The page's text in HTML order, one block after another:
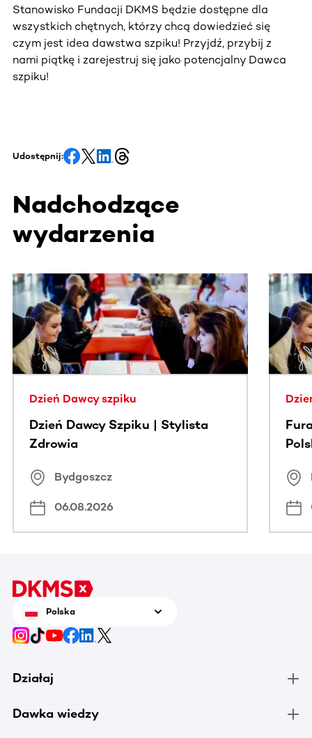
Stanowisko Fundacji DKMS będzie dostępne dla
wszystkich chętnych, którzy chcą dowiedzieć się
czym jest idea dawstwa szpiku! Przyjdź, przybij z
nami piątkę i zarejestruj się jako potencjalny Dawca
szpiku!
Udostępnij:
Nadchodzące
wydarzenia
Ta sekcja zawiera treści przewijane w poziomie. Użyj
Dzień Dawcy szpiku
Dzień Dawcy Szpiku | Stylista
Zdrowia
Bydgoszcz
06.08.2026
Polska
Działaj
Dawka wiedzy